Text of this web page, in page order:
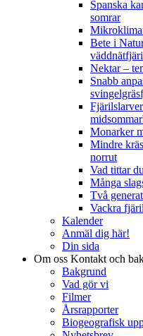
Spanska
somrar
Bete i
Nektar –
Snabb
Monarker
Mindre
norrut
Vad tittar
Många
Två
Vackra
Kalender
Anmäl dig här!
Din sida
Om oss Kontakt och
Bakgrund
Vad gör vi
Filmer
Årsrapporter
Biogeografisk